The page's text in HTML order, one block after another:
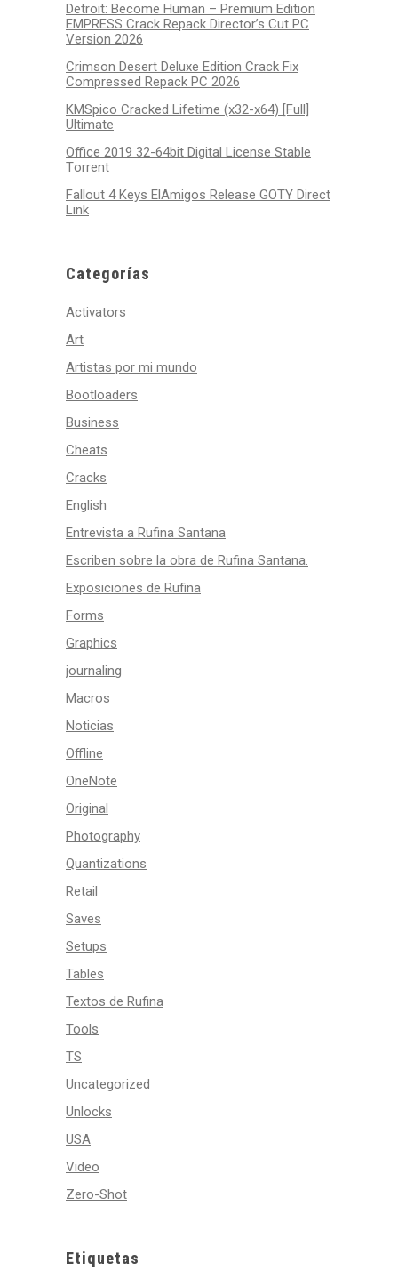
Detroit: Become Human – Premium Edition
EMPRESS Crack Repack Director’s Cut PC
Version 2026
Crimson Desert Deluxe Edition Crack Fix
Compressed Repack PC 2026
KMSpico Cracked Lifetime (x32-x64) [Full]
Ultimate
Office 2019 32-64bit Digital License Stable
Tоrrеnt
Fallout 4 Keys ElAmigos Release GOTY Direct
Link
Categorías
Activators
Art
Artistas por mi mundo
Bootloaders
Business
Cheats
Cracks
English
Entrevista a Rufina Santana
Escriben sobre la obra de Rufina Santana.
Exposiciones de Rufina
Forms
Graphics
journaling
Macros
Noticias
Offline
OneNote
Original
Photography
Quantizations
Retail
Saves
Setups
Tables
Textos de Rufina
Tools
TS
Uncategorized
Unlocks
USA
Video
Zero-Shot
Etiquetas